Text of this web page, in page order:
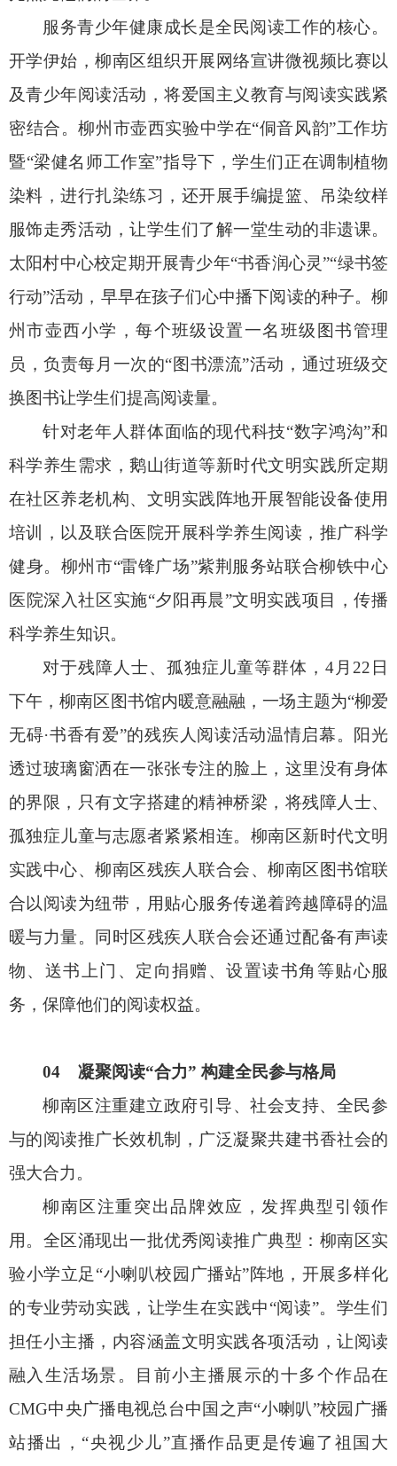
服务青少年健康成长是全民阅读工作的核心。
开学伊始，柳南区组织开展网络宣讲微视频比赛以
及青少年阅读活动，将爱国主义教育与阅读实践紧
密结合。柳州市壶西实验中学在“侗音风韵”工作坊
暨“梁健名师工作室”指导下，学生们正在调制植物
染料，进行扎染练习，还开展手编提篮、吊染纹样
服饰走秀活动，让学生们了解一堂生动的非遗课。
太阳村中心校定期开展青少年“书香润心灵”“绿书签
行动”活动，早早在孩子们心中播下阅读的种子。柳
州市壶西小学，每个班级设置一名班级图书管理
员，负责每月一次的“图书漂流”活动，通过班级交
换图书让学生们提高阅读量。
针对老年人群体面临的现代科技“数字鸿沟”和
科学养生需求，鹅山街道等新时代文明实践所定期
在社区养老机构、文明实践阵地开展智能设备使用
培训，以及联合医院开展科学养生阅读，推广科学
健身。柳州市“雷锋广场”紫荆服务站联合柳铁中心
医院深入社区实施“夕阳再晨”文明实践项目，传播
科学养生知识。
对于残障人士、孤独症儿童等群体，4月22日
下午，柳南区图书馆内暖意融融，一场主题为“柳爱
无碍·书香有爱”的残疾人阅读活动温情启幕。阳光
透过玻璃窗洒在一张张专注的脸上，这里没有身体
的界限，只有文字搭建的精神桥梁，将残障人士、
孤独症儿童与志愿者紧紧相连。柳南区新时代文明
实践中心、柳南区残疾人联合会、柳南区图书馆联
合以阅读为纽带，用贴心服务传递着跨越障碍的温
暖与力量。同时区残疾人联合会还通过配备有声读
物、送书上门、定向捐赠、设置读书角等贴心服
务，保障他们的阅读权益。
04 凝聚阅读“合力” 构建全民参与格局
柳南区注重建立政府引导、社会支持、全民参
与的阅读推广长效机制，广泛凝聚共建书香社会的
强大合力。
柳南区注重突出品牌效应，发挥典型引领作
用。全区涌现出一批优秀阅读推广典型：柳南区实
验小学立足“小喇叭校园广播站”阵地，开展多样化
的专业劳动实践，让学生在实践中“阅读”。学生们
担任小主播，内容涵盖文明实践各项活动，让阅读
融入生活场景。目前小主播展示的十多个作品在
CMG中央广播电视总台中国之声“小喇叭”校园广播
站播出，“央视少儿”直播作品更是传遍了祖国大